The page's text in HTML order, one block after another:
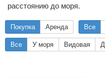
расстоянию до моря.
Покупка Аренда Все
Все У моря Видовая